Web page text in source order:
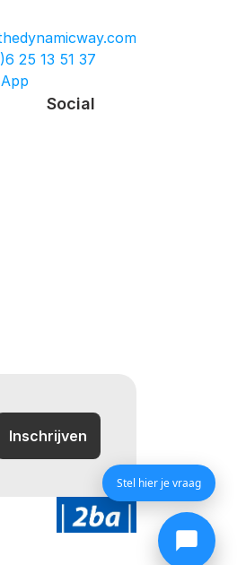
25 13 51 37
Social
Stel hier je vraag